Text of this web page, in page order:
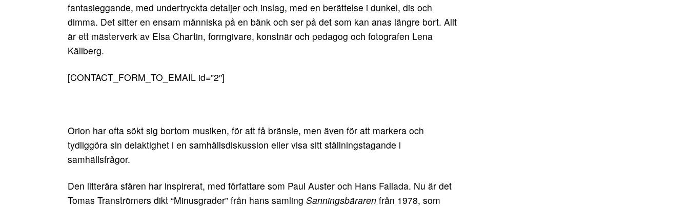
fantasieggande, med undertryckta detaljer och inslag, med en berättelse i dunkel, dis och
dimma. Det sitter en ensam människa på en bänk och ser på det som kan anas längre bort. Allt
är ett mästerverk av Elsa Chartin, formgivare, konstnär och pedagog och fotografen Lena
Källberg.
[CONTACT_FORM_TO_EMAIL id=”2″]
Orion har ofta sökt sig bortom musiken, för att få bränsle, men även för att markera och
tydliggöra sin delaktighet i en samhällsdiskussion eller visa sitt ställningstagande i
samhällsfrågor.
Den litterära sfären har inspirerat, med författare som Paul Auster och Hans Fallada. Nu är det
Tomas Tranströmers dikt “Minusgrader” från hans samling Sanningsbäraren från 1978, som